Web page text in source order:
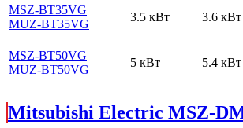
MSZ-BT35VG
MUZ-BT35VG
3.5 кВт 3.6 кВт
MSZ-BT50VG
MUZ-BT50VG
5 кВт 5.4 кВт
Mitsubishi Electric MSZ-